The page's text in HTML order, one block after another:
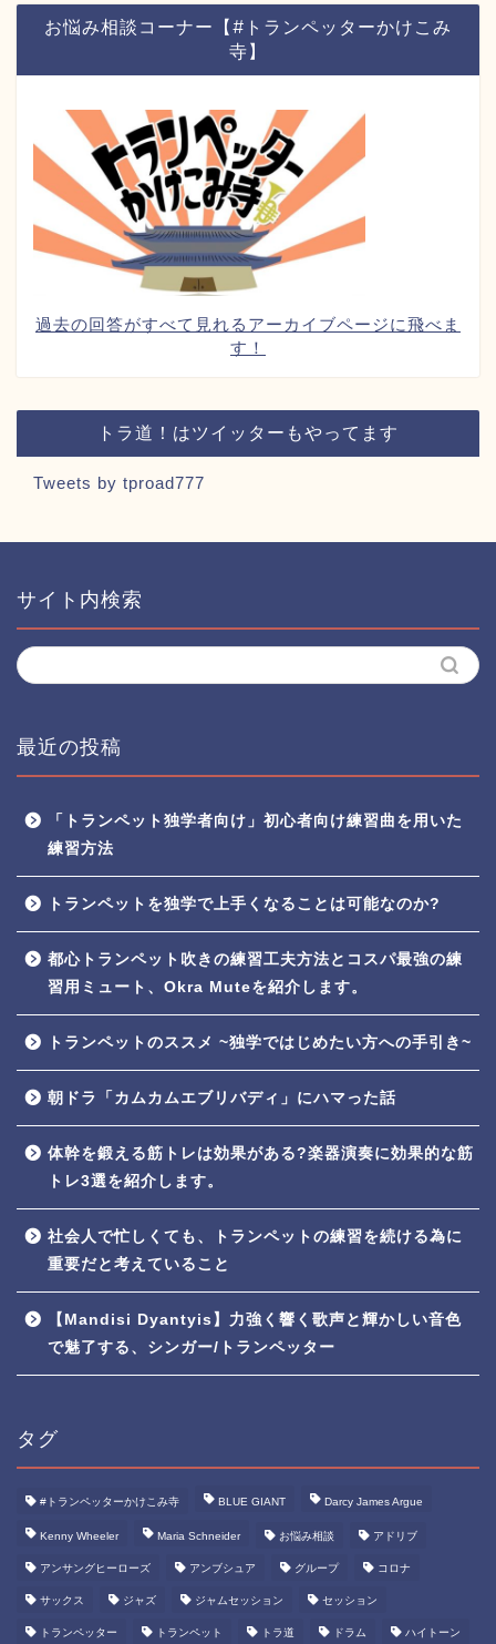
お悩み相談コーナー【#トランペッターかけこみ
寺】
過去の回答がすべて見れるアーカイブページに飛べま
す！
トラ道！はツイッターもやってます
Tweets by tproad777
サイト内検索
最近の投稿
「トランペット独学者向け」初心者向け練習曲を用いた
練習方法
トランペットを独学で上手くなることは可能なのか?
都心トランペット吹きの練習工夫方法とコスパ最強の練
習用ミュート、Okra Muteを紹介します。
トランペットのススメ ~独学ではじめたい方への手引き~
朝ドラ「カムカムエブリバディ」にハマった話
体幹を鍛える筋トレは効果がある?楽器演奏に効果的な筋
トレ3選を紹介します。
社会人で忙しくても、トランペットの練習を続ける為に
重要だと考えていること
【Mandisi Dyantyis】力強く響く歌声と輝かしい音色
で魅了する、シンガー/トランペッター
タグ
#トランペッターかけこみ寺 BLUE GIANT Darcy James Argue
Kenny Wheeler Maria Schneider お悩み相談 アドリブ
アンサングヒーローズ アンブシュア グループ コロナ
サックス ジャズ ジャムセッション セッション
トランペッター トランペット トラ道 ドラム ハイトーン